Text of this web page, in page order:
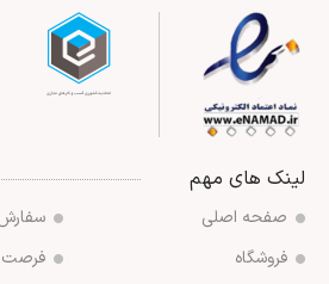
لینک های مهم
صفحه اصلی
فروشگاه
فرصت